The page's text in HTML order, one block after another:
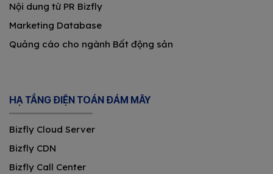
Nội dung từ PR Bizfly
Marketing Database
Quảng cáo cho ngành Bất động sản
HẠ TẦNG ĐIỆN TOÁN ĐÁM MÂY
Bizfly Cloud Server
Bizfly CDN
Bizfly Call Center